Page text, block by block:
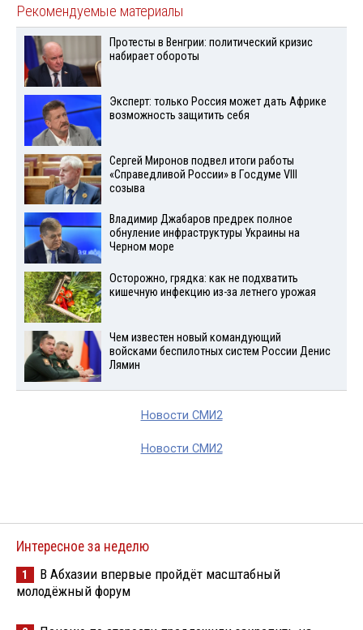
Рекомендуемые материалы
Протесты в Венгрии: политический кризис
набирает обороты
Эксперт: только Россия может дать Африке
возможность защитить себя
Сергей Миронов подвел итоги работы
«Справедливой России» в Госдуме VIII
созыва
Владимир Джабаров предрек полное
обнуление инфраструктуры Украины на
Черном море
Осторожно, грядка: как не подхватить
кишечную инфекцию из-за летнего урожая
Чем известен новый командующий
войсками беспилотных систем России Денис
Лямин
Новости СМИ2
Новости СМИ2
Интересное за неделю
1
В Абхазии впервые пройдёт масштабный
молодёжный форум